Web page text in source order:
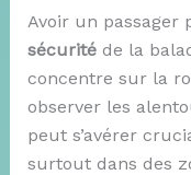
Avoir un passager
sécuritéde la
concentre sur la
observer les
peut s’avérer
surtout dans des